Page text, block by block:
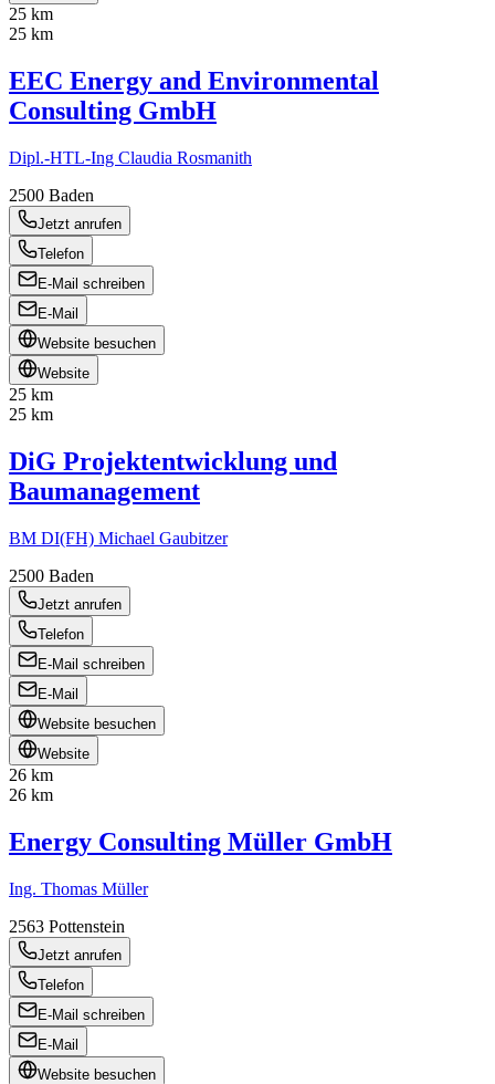
25 km
25 km
EEC Energy and Environmental
Consulting GmbH
Dipl.-HTL-Ing Claudia Rosmanith
2500 Baden
Jetzt anrufen
Telefon
E-Mail schreiben
E-Mail
Website besuchen
Website
25 km
25 km
DiG Projektentwicklung und
Baumanagement
BM DI(FH) Michael Gaubitzer
2500 Baden
Jetzt anrufen
Telefon
E-Mail schreiben
E-Mail
Website besuchen
Website
26 km
26 km
Energy Consulting Müller GmbH
Ing. Thomas Müller
2563 Pottenstein
Jetzt anrufen
Telefon
E-Mail schreiben
E-Mail
Website besuchen